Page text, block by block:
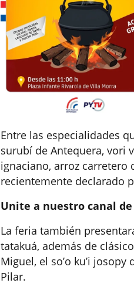
Entre las especialidades
surubí de Antequera, vori
ignaciano, arroz carretero
recientemente declarado
Unite a nuestro canal de
La feria también
tatakuá, además de
Miguel, el so’o ku’i
Pilar.